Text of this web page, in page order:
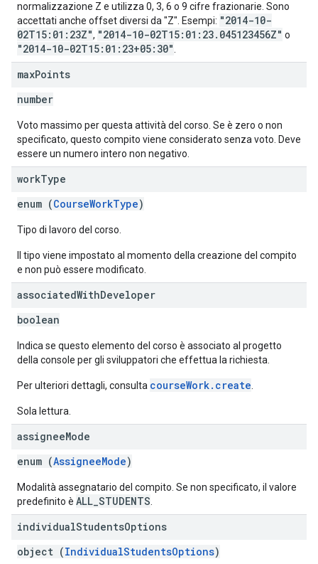
normalizzazione Z e utilizza 0, 3, 6 o 9 cifre frazionarie. Sono
accettati anche offset diversi da "Z". Esempi: "2014-10-
02T15:01:23Z", "2014-10-02T15:01:23.045123456Z" o
"2014-10-02T15:01:23+05:30"
maxPoints
number
Voto massimo per questa attività del corso. Se è zero o non
specificato, questo compito viene considerato senza voto. Deve
essere un numero intero non negativo.
workType
enum (CourseWorkType)
Tipo di lavoro del corso.
Il tipo viene impostato al momento della creazione del compito
e non può essere modificato.
associatedWithDeveloper
boolean
Indica se questo elemento del corso è associato al progetto
della console per gli sviluppatori che effettua la richiesta.
Per ulteriori dettagli, consulta courseWork.create
Sola lettura.
assigneeMode
enum (AssigneeMode)
Modalità assegnatario del compito. Se non specificato, il valore
predefinito è ALL_STUDENTS
individualStudentsOptions
object (IndividualStudentsOptions)